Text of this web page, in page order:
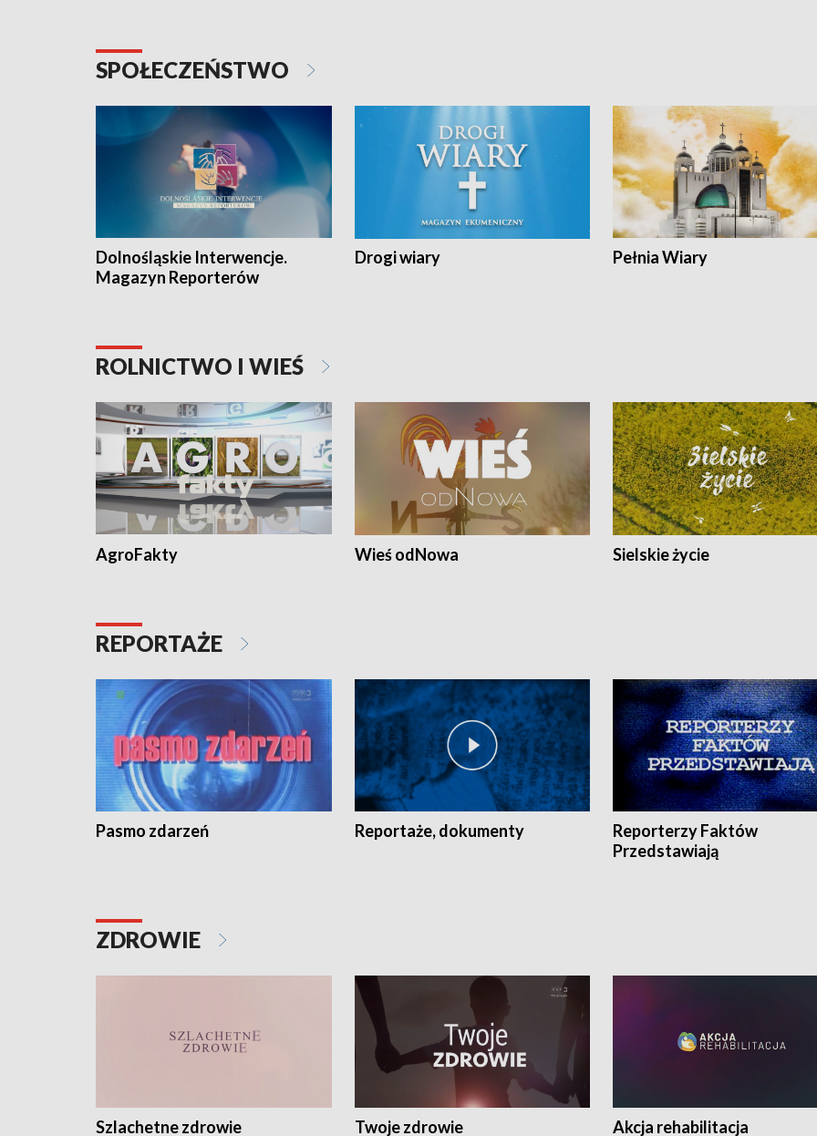
SPOŁECZEŃSTWO
Dolnośląskie Interwencje.
Magazyn Reporterów
Drogi wiary Pełnia Wiary
ROLNICTWO I WIEŚ
AgroFakty Wieś odNowa Sielskie życie
REPORTAŻE
Pasmo zdarzeń Reportaże, dokumenty
Reporterzy Faktów
Przedstawiają
ZDROWIE
Szlachetne zdrowie Twoje zdrowie Akcja rehabilitacja